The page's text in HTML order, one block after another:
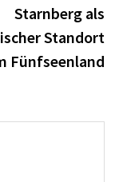
Starnberg als
Standort
Fünfseenland